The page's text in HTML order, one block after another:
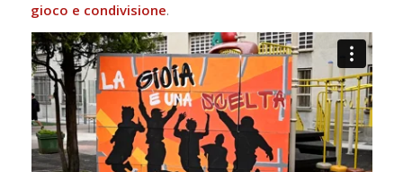
gioco e condivisione.